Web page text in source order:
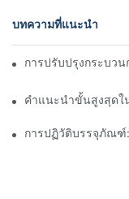
บทความที่แนะนำ
การปรับปรุงกระบว
คำแนะนำขั้นสูงสุดใ
การปฏิวัติบรรจุภัณฑ์